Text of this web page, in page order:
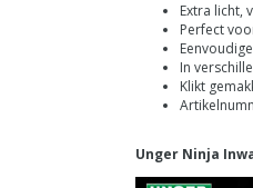
Extra licht,
Perfect
In
Klikt
Unger Ninja